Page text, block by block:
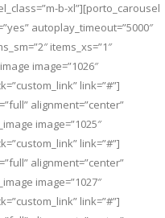
b-xl”][porto_carousel
autoplay_timeout=”5000″
items_xs=”1″
image=”1026″
link=”#”]
alignment=”center”
image=”1025″
link=”#”]
alignment=”center”
image=”1027″
link=”#”]